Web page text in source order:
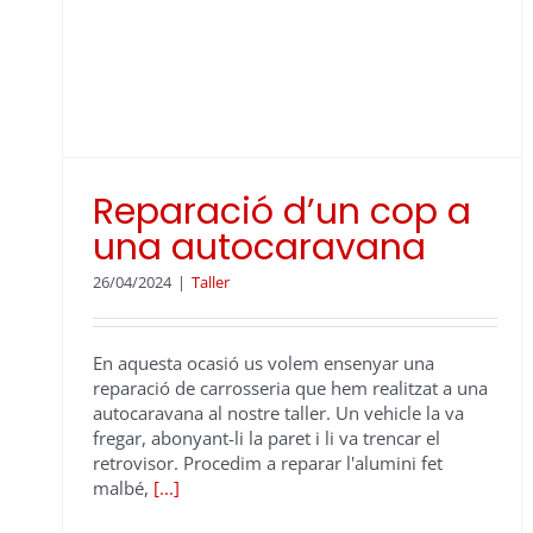
Reparació d’un cop a
una autocaravana
26/04/2024 | Taller
En aquesta ocasió us volem ensenyar una
reparació de carrosseria que hem realitzat a una
autocaravana al nostre taller. Un vehicle la va
fregar, abonyant-li la paret i li va trencar el
retrovisor. Procedim a reparar l'alumini fet
malbé, [...]